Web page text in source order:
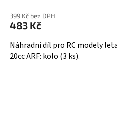
399 Kč bez DPH
483 Kč
Náhradní díl pro RC modely
20cc ARF: kolo (3 ks).